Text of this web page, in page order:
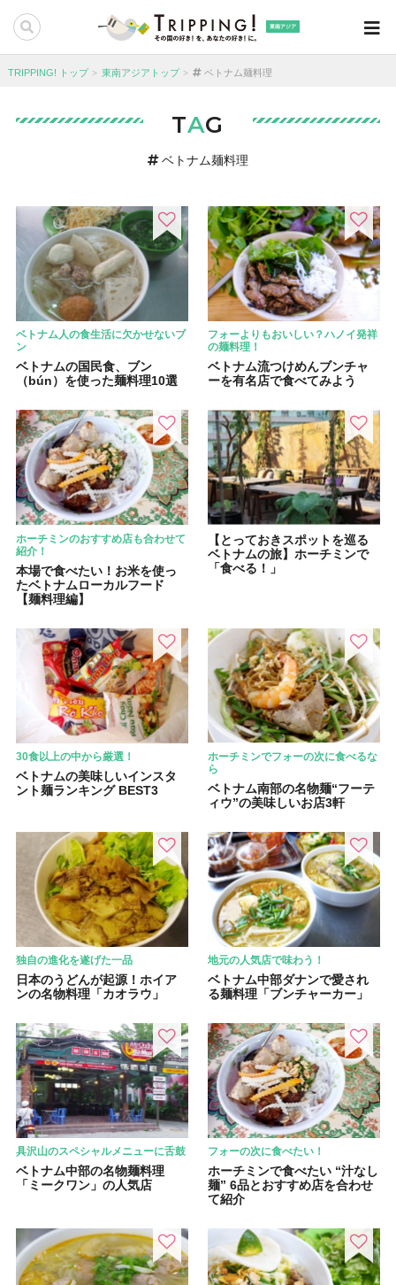
東南アジア
TRIPPING! トップ 東南アジアトップ ベトナム麺料理
TAG
ベトナム麺料理
ベトナム人の食生活に欠かせないブ
ン
ベトナムの国民食、ブン
（bún）を使った麺料理10選
フォーよりもおいしい？ハノイ発祥
の麺料理！
ベトナム流つけめんブンチャ
ーを有名店で食べてみよう
ホーチミンのおすすめ店も合わせて
紹介！
本場で食べたい！お米を使っ
たベトナムローカルフード
【麺料理編】
【とっておきスポットを巡る
ベトナムの旅】ホーチミンで
「食べる！」
30食以上の中から厳選！
ベトナムの美味しいインスタ
ント麺ランキング BEST3
ホーチミンでフォーの次に食べるな
ら
ベトナム南部の名物麺“フーテ
ィウ”の美味しいお店3軒
独自の進化を遂げた一品
日本のうどんが起源！ホイア
ンの名物料理「カオラウ」
地元の人気店で味わう！
ベトナム中部ダナンで愛され
る麺料理「ブンチャーカー」
具沢山のスペシャルメニューに舌鼓
ベトナム中部の名物麺料理
「ミークワン」の人気店
フォーの次に食べたい！
ホーチミンで食べたい “汁なし
麺” 6品とおすすめ店を合わせ
て紹介